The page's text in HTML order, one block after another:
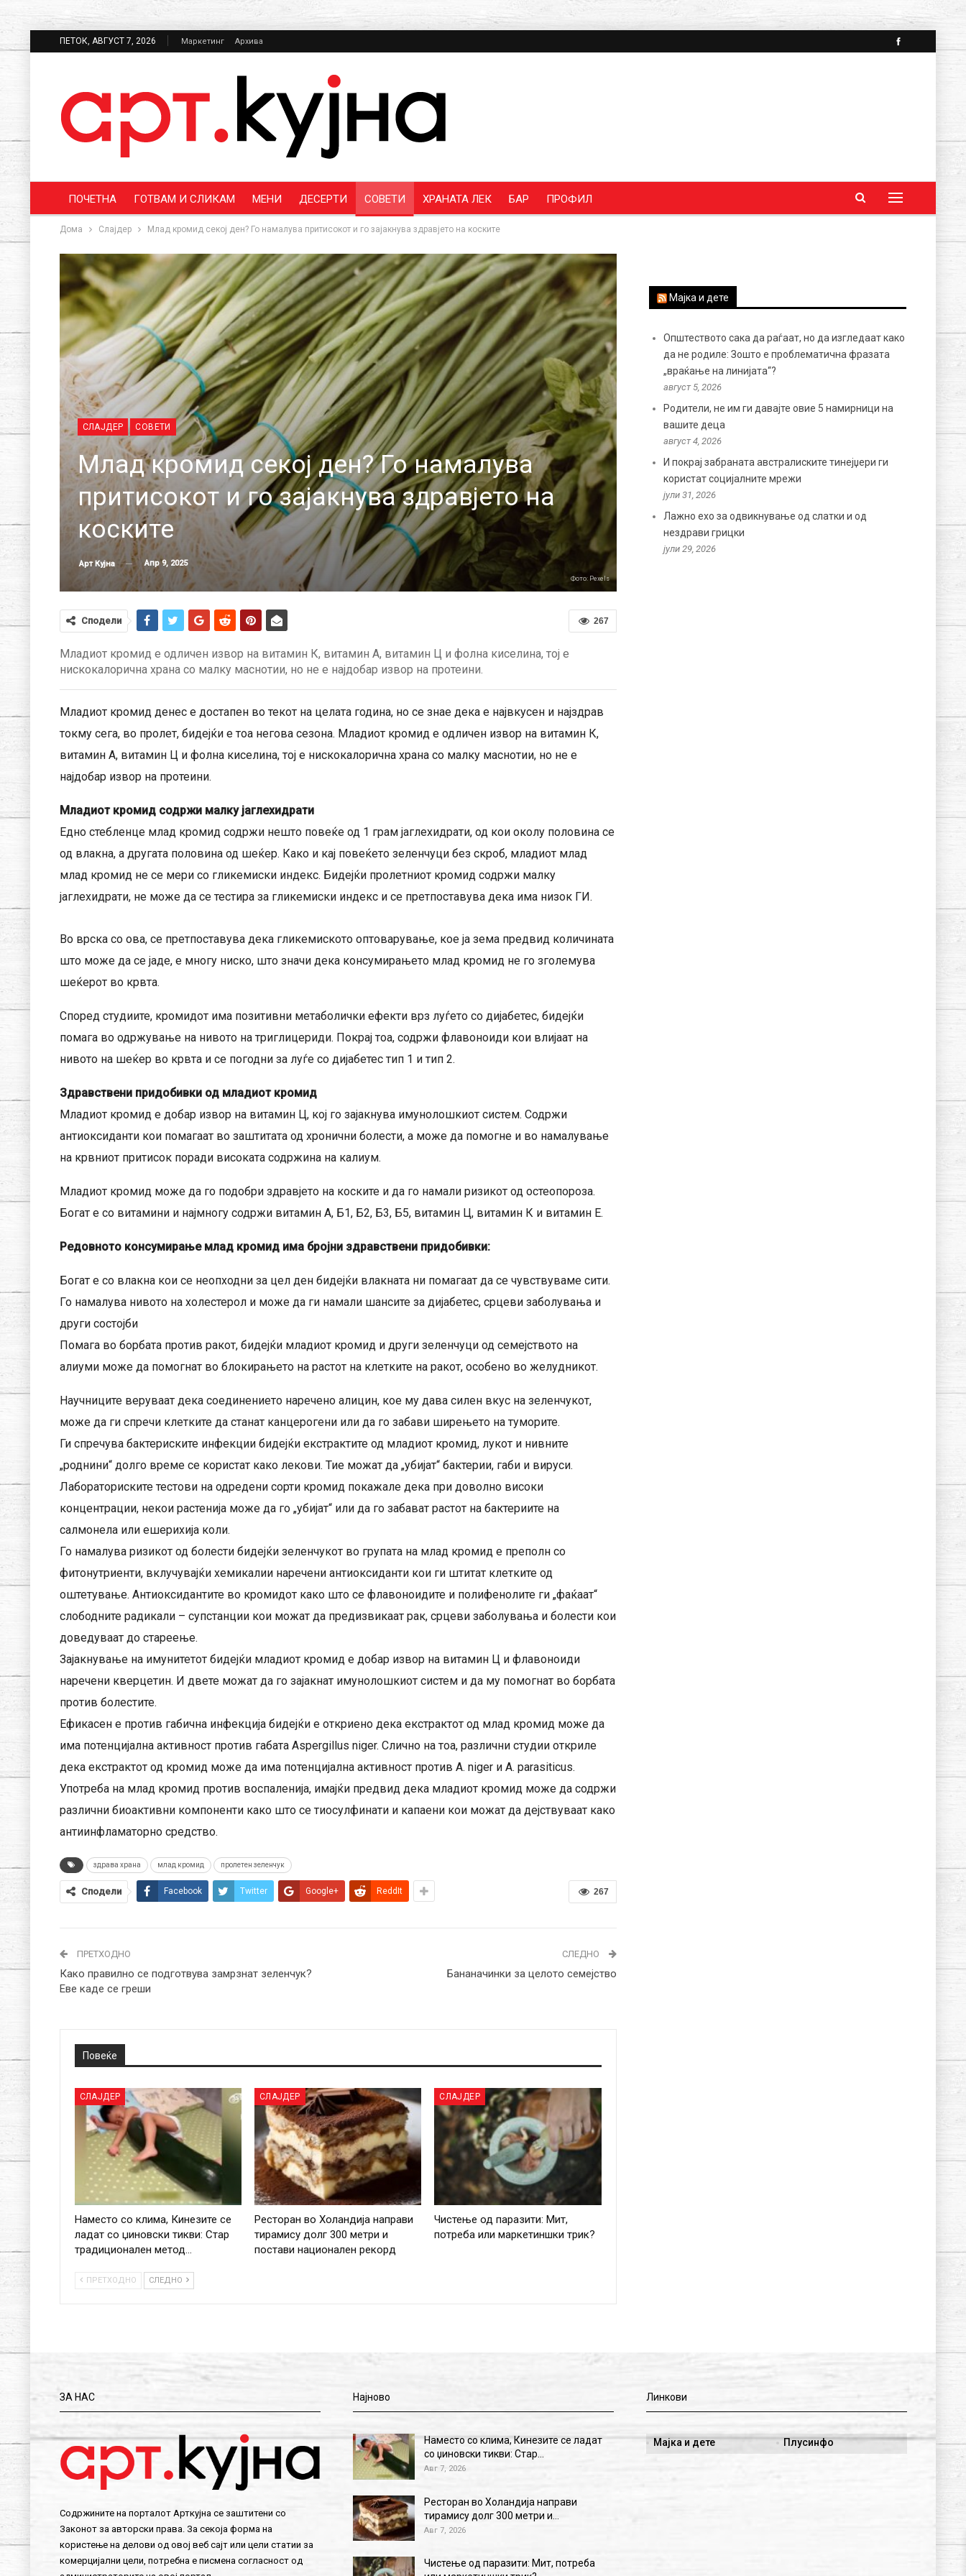
ПЕТОК, АВГУСТ 7, 2026 Маркетинг Архива
ПОЧЕТНА ГОТВАМ И СЛИКАМ МЕНИ ДЕСЕРТИ СОВЕТИ ХРАНАТА ЛЕК БАР ПРОФИЛ
Дома Слајдер Млад кромид секој ден? Го намалува притисокот и го зајакнува здравјето на коските
СЛАЈДЕР СОВЕТИ
Млад кромид секој ден? Го намалува
притисокот и го зајакнува здравјето на
коските
Арт Кујна Апр 9, 2025
Фото: Pexels
267
Сподели
Младиот кромид е одличен извор на витамин К, витамин А, витамин Ц и фолна киселина, тој е
нискокалорична храна со малку маснотии, но не е најдобар извор на протеини.
Младиот кромид денес е достапен во текот на целата година, но се знае дека е највкусен и најздрав
токму сега, во пролет, бидејќи е тоа негова сезона. Младиот кромид е одличен извор на витамин К,
витамин А, витамин Ц и фолна киселина, тој е нискокалорична храна со малку маснотии, но не е
најдобар извор на протеини.
Младиот кромид содржи малку јаглехидрати
Едно стебленце млад кромид содржи нешто повеќе од 1 грам јаглехидрати, од кои околу половина се
од влакна, а другата половина од шеќер. Како и кај повеќето зеленчуци без скроб, младиот млад
млад кромид не се мери со гликемиски индекс. Бидејќи пролетниот кромид содржи малку
јаглехидрати, не може да се тестира за гликемиски индекс и се претпоставува дека има низок ГИ.
Во врска со ова, се претпоставува дека гликемиското оптоварување, кое ја зема предвид количината
што може да се јаде, е многу ниско, што значи дека консумирањето млад кромид не го зголемува
шеќерот во крвта.
Според студиите, кромидот има позитивни метаболички ефекти врз луѓето со дијабетес, бидејќи
помага во одржување на нивото на триглицериди. Покрај тоа, содржи флавоноиди кои влијаат на
нивото на шеќер во крвта и се погодни за луѓе со дијабетес тип 1 и тип 2.
Здравствени придобивки од младиот кромид
Младиот кромид е добар извор на витамин Ц, кој го зајакнува имунолошкиот систем. Содржи
антиоксиданти кои помагаат во заштитата од хронични болести, а може да помогне и во намалување
на крвниот притисок поради високата содржина на калиум.
Младиот кромид може да го подобри здравјето на коските и да го намали ризикот од остеопороза.
Богат е со витамини и најмногу содржи витамин А, Б1, Б2, Б3, Б5, витамин Ц, витамин К и витамин Е.
Редовното консумирање млад кромид има бројни здравствени придобивки:
Богат е со влакна кои се неопходни за цел ден бидејќи влакната ни помагаат да се чувствуваме сити.
Го намалува нивото на холестерол и може да ги намали шансите за дијабетес, срцеви заболувања и
други состојби
Помага во борбата против ракот, бидејќи младиот кромид и други зеленчуци од семејството на
алиуми може да помогнат во блокирањето на растот на клетките на ракот, особено во желудникот.
Научниците веруваат дека соединението наречено алицин, кое му дава силен вкус на зеленчукот,
може да ги спречи клетките да станат канцерогени или да го забави ширењето на туморите.
Ги спречува бактериските инфекции бидејќи екстрактите од младиот кромид, лукот и нивните
„роднини“ долго време се користат како лекови. Тие можат да „убијат“ бактерии, габи и вируси.
Лабораториските тестови на одредени сорти кромид покажале дека при доволно високи
концентрации, некои растенија може да го „убијат“ или да го забават растот на бактериите на
салмонела или ешерихија коли.
Го намалува ризикот од болести бидејќи зеленчукот во групата на млад кромид е преполн со
фитонутриенти, вклучувајќи хемикалии наречени антиоксиданти кои ги штитат клетките од
оштетување. Антиоксидантите во кромидот како што се флавоноидите и полифенолите ги „фаќаат“
слободните радикали – супстанции кои можат да предизвикаат рак, срцеви заболувања и болести кои
доведуваат до стареење.
Зајакнување на имунитетот бидејќи младиот кромид е добар извор на витамин Ц и флавоноиди
наречени кверцетин. И двете можат да го зајакнат имунолошкиот систем и да му помогнат во борбата
против болестите.
Ефикасен е против габична инфекција бидејќи е откриено дека екстрактот од млад кромид може да
има потенцијална активност против габата Aspergillus niger. Слично на тоа, различни студии откриле
дека екстрактот од кромид може да има потенцијална активност против A. niger и A. parasiticus.
Употреба на млад кромид против воспаленија, имајќи предвид дека младиот кромид може да содржи
различни биоактивни компоненти како што се тиосулфинати и капаени кои можат да дејствуваат како
антиинфламаторно средство.
здрава храна млад кромид пролетен зеленчук
267
Сподели Facebook Twitter Google+ ReddIt
ПРЕТХОДНО
Како правилно се подготвува замрзнат зеленчук?
Еве каде се греши
СЛЕДНО
Бананачинки за целото семејство
Повеќе
СЛАЈДЕР
Наместо со клима, Кинезите се
ладат со џиновски тикви: Стар
традиционален метод…
СЛАЈДЕР
Ресторан во Холандија направи
тирамису долг 300 метри и
постави национален рекорд
СЛАЈДЕР
Чистење од паразити: Мит,
потреба или маркетиншки трик?
ПРЕТХОДНО СЛЕДНО
Мајка и дете
Општеството сака да раѓаат, но да изгледаат како
да не родиле: Зошто е проблематична фразата
„враќање на линијата“?
август 5, 2026
Родители, не им ги давајте овие 5 намирници на
вашите деца
август 4, 2026
И покрај забраната австралиските тинејџери ги
користат социјалните мрежи
јули 31, 2026
Лажно ехо за одвикнување од слатки и од
нездрави грицки
јули 29, 2026
ЗА НАС
Содржините на порталот Арткујна се заштитени со
Законот за авторски права. За секоја форма на
користење на делови од овој веб сајт или цели статии за
комерцијални цели, потребна е писмена согласност од
Најново
Наместо со клима, Кинезите се ладат
со џиновски тикви: Стар…
Авг 7, 2026
Ресторан во Холандија направи
тирамису долг 300 метри и…
Авг 7, 2026
Чистење од паразити: Мит, потреба
Линкови
Мајка и дете Плусинфо